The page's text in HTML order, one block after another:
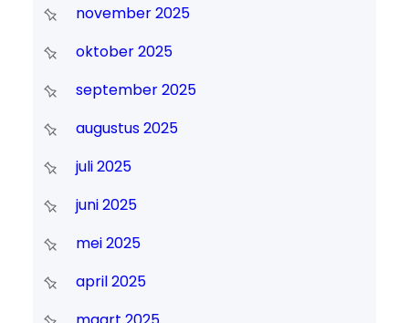
november 2025
oktober 2025
september 2025
augustus 2025
juli 2025
juni 2025
mei 2025
april 2025